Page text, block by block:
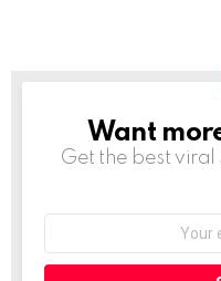
NEWSLETTER
Want
Get the best viral